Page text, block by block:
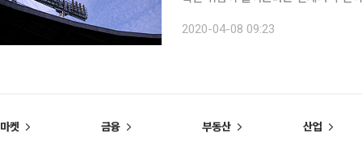
야구 10개 구단 단장들은 4월 21일
2020-04-08 09:23
마켓 금융 부동산 산업